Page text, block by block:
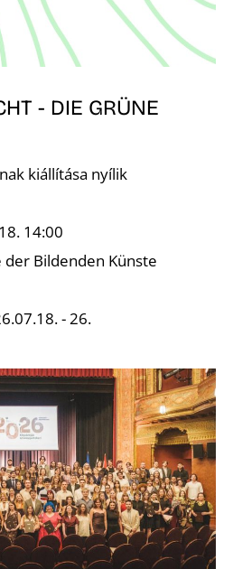
- DIE GRÜNE
kiállítása nyílik
14:00
Bildenden Künste
- 26.